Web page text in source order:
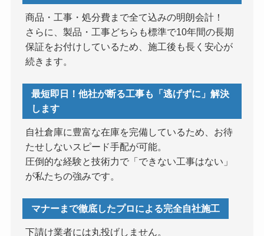
商品・工事・処分費まで全て込みの明朗会計！
さらに、製品・工事どちらも標準で10年間の長期
保証をお付けしているため、施工後も長く安心が
続きます。
最短即日！他社が断る工事も「逃げずに」解決
します
自社倉庫に豊富な在庫を完備しているため、お待
たせしないスピード手配が可能。
圧倒的な経験と技術力で「できない工事はない」
が私たちの強みです。
マナーまで徹底したプロによる完全自社施工
下請け業者には丸投げしません。